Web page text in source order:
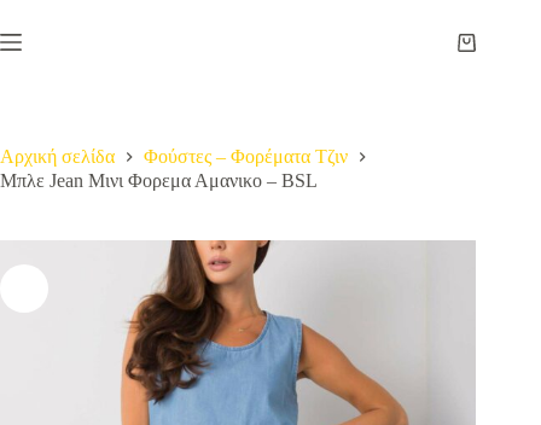
στο
περιεχόμενο
Καλάθι
Αρχική σελίδα
Φούστες – Φορέματα Τζιν
Μπλε Jean Μινι Φορεμα Αμανικο – BSL